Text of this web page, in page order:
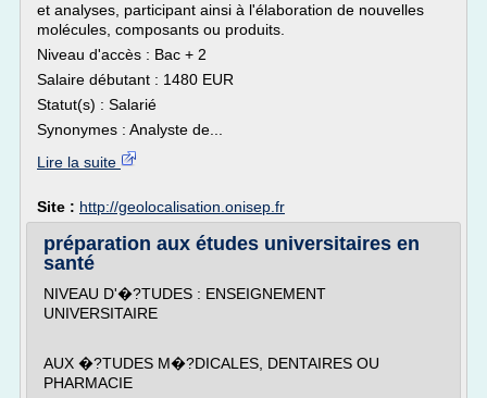
et analyses, participant ainsi à l'élaboration de nouvelles
molécules, composants ou produits.
Niveau d'accès : Bac + 2
Salaire débutant : 1480 EUR
Statut(s) : Salarié
Synonymes : Analyste de...
Lire la suite
Site : http://geolocalisation.onisep.fr
préparation aux études universitaires en
santé
NIVEAU D'�?TUDES : ENSEIGNEMENT
UNIVERSITAIRE
AUX �?TUDES M�?DICALES, DENTAIRES OU
PHARMACIE